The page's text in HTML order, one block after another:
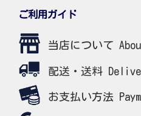
ご利用ガイド
当店について
配送・送料
お支払い方法